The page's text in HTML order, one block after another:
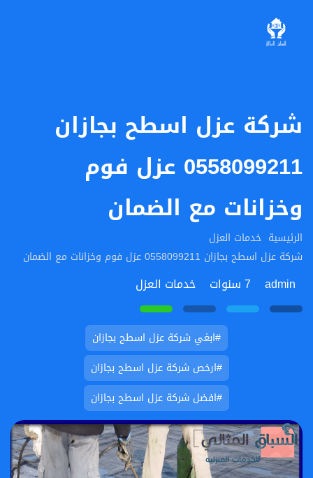
شركة عزل اسطح بجازان
0558099211 عزل فوم
وخزانات مع الضمان
الرئيسية خدمات العزل
شركة عزل اسطح بجازان 0558099211 عزل فوم وخزانات مع الضمان
admin 7 سنوات خدمات العزل
#ابغي شركة عزل اسطح بجازان
#ارخص شركة عزل اسطح بجازان
#افضل شركة عزل اسطح بجازان